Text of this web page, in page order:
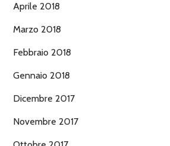
Aprile 2018
Marzo 2018
Febbraio 2018
Gennaio 2018
Dicembre 2017
Novembre 2017